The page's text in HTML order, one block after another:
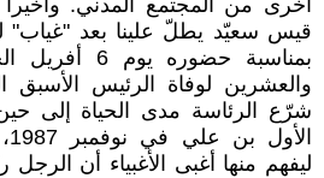
أخرى من المجتمع المدني.
قيس سعيّد يطلّ علينا بعد "غياب"
بمناسبة حضوره
والعشرين لوفاة الرئيس الأسبق
شرّع الرئاسة مدى الحياة إلى
ليفهم منها أغبى الأغبياء أن الرجل